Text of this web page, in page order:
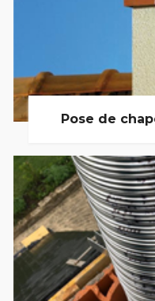
Pose de